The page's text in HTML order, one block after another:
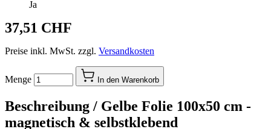
Ja
37,51 CHF
Preise inkl. MwSt. zzgl. Versandkosten
Menge In den Warenkorb
Beschreibung / Gelbe Folie 100x50 cm -
magnetisch & selbstklebend